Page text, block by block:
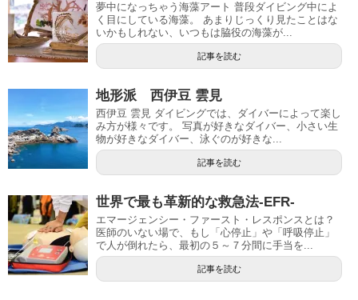
夢中になっちゃう海藻アート 普段ダイビング中によ
く目にしている海藻。 あまりじっくり見たことはな
いかもしれない、いつもは脇役の海藻が...
記事を読む
地形派 西伊豆 雲見
西伊豆 雲見 ダイビングでは、ダイバーによって楽し
み方が様々です。 写真が好きなダイバー、小さい生
物が好きなダイバー、泳ぐのが好きな...
記事を読む
世界で最も革新的な救急法-EFR-
エマージェンシー・ファースト・レスポンスとは？
医師のいない場で、もし「心停止」や「呼吸停止」
で人が倒れたら、最初の５～７分間に手当を...
記事を読む